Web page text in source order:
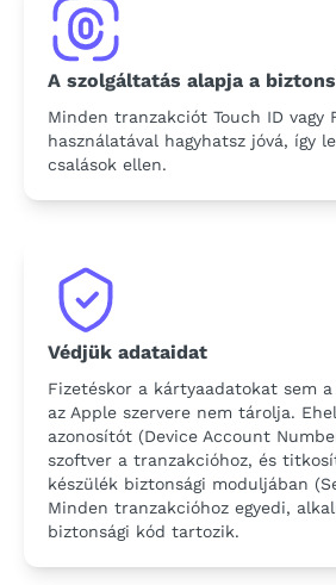
A szolgáltatás alapja a
Minden tranzakciót Touch ID vagy
használatával hagyhatsz jóvá, így
csalások ellen.
Védjük adataidat
Fizetéskor a kártyaadatokat sem a
az Apple szervere nem tárolja.
azonosítót (Device Account
szoftver a tranzakcióhoz, és
készülék biztonsági moduljában
Minden tranzakcióhoz egyedi,
biztonsági kód tartozik.